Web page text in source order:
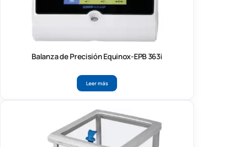
Balanza de Precisión Equinox-EPB 363i
Leer más